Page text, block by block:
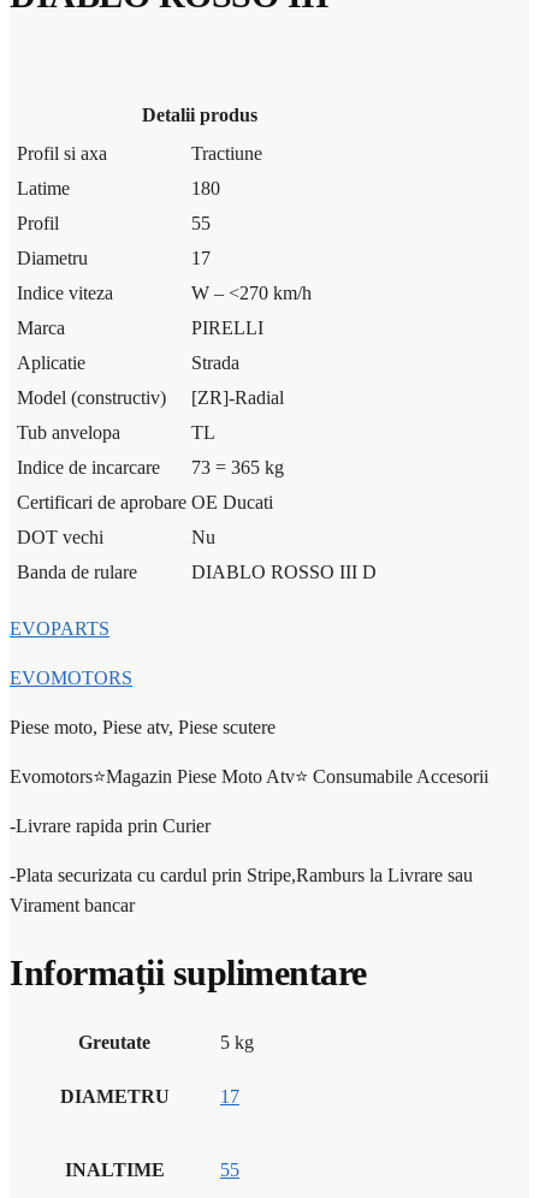
Detalii produs
Profil si axa
Tractiune
Latime
180
Profil
55
Diametru
17
Indice viteza
W – <270 km/h
Marca
PIRELLI
Aplicatie
Strada
Model (constructiv)
[ZR]-Radial
Tub anvelopa
TL
Indice de incarcare
73 = 365 kg
Certificari de aprobare OE Ducati
DOT vechi
Nu
Banda de rulare
DIABLO ROSSO III D
EVOPARTS
EVOMOTORS
Piese moto, Piese atv, Piese scutere
Evomotors⭐️Magazin Piese Moto Atv⭐️ Consumabile Accesorii
-Livrare rapida prin Curier
-Plata securizata cu cardul prin Stripe,Ramburs la Livrare sau
Virament bancar
Informații suplimentare
Greutate 5 kg
DIAMETRU 17
INALTIME 55